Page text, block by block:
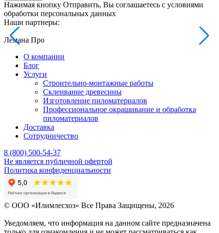
Нажимая кнопку Отправить, Вы соглашаетесь с условиями
обработки персональных данных
Наши партнеры:
Лемана Про
О компании
Блог
Услуги
Строительно-монтажные работы
Склеивание древесины
Изготовление пиломатериалов
Профессиональное окрашивание и обработка
пиломатериалов
Доставка
Сотрудничество
8 (800) 500-54-37
Не является публичной офертой
Политика конфиденциальности
© OOO «Илимлесхоз» Все Права Защищены, 2026
Уведомляем, что информация на данном сайте предназначена